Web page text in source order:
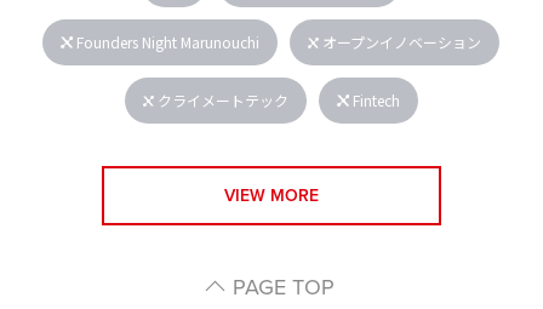
Founders Night Marunouchi オープンイノベーション
クライメートテック Fintech
VIEW MORE
PAGE TOP